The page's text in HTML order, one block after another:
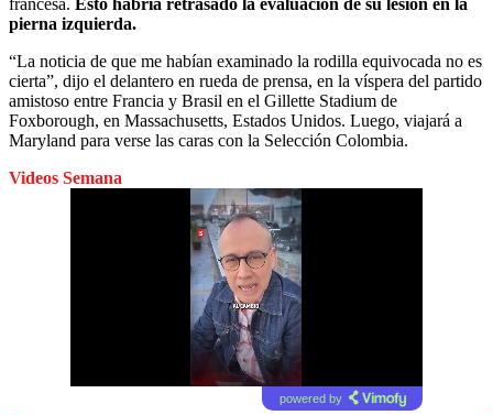
francesa. Esto habría retrasado la evaluación de su lesión en la
pierna izquierda.
“La noticia de que me habían examinado la rodilla equivocada no es
cierta”, dijo el delantero en rueda de prensa, en la víspera del partido
amistoso entre Francia y Brasil en el Gillette Stadium de
Foxborough, en Massachusetts, Estados Unidos. Luego, viajará a
Maryland para verse las caras con la Selección Colombia.
Videos Semana
powered by